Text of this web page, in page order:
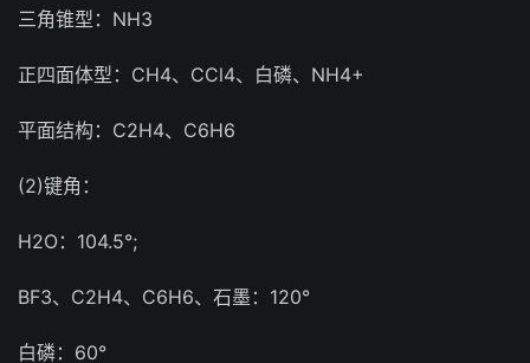
三角锥型：NH3
正四面体型：CH4、CCl4、白磷、NH4+
平面结构：C2H4、C6H6
(2)键角：
H2O：104.5°;
BF3、C2H4、C6H6、石墨：120°
白磷：60°